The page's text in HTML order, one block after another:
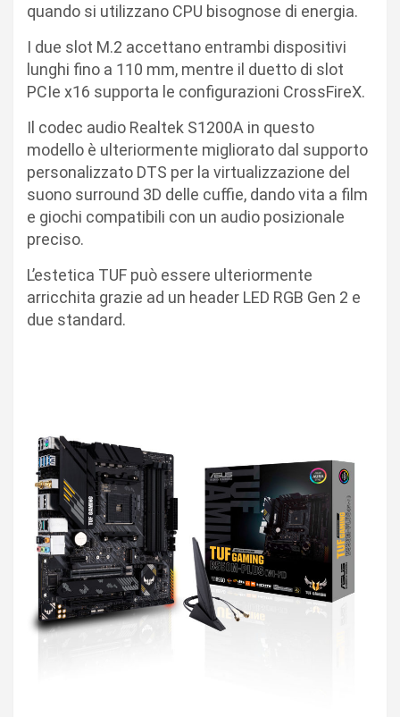
quando si utilizzano CPU bisognose di energia.
I due slot M.2 accettano entrambi dispositivi
lunghi fino a 110 mm, mentre il duetto di slot
PCIe x16 supporta le configurazioni CrossFireX.
Il codec audio Realtek S1200A in questo
modello è ulteriormente migliorato dal supporto
personalizzato DTS per la virtualizzazione del
suono surround 3D delle cuffie, dando vita a film
e giochi compatibili con un audio posizionale
preciso.
L’estetica TUF può essere ulteriormente
arricchita grazie ad un header LED RGB Gen 2 e
due standard.